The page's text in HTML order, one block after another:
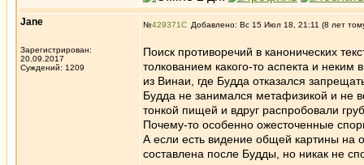
Jane
Зарегистрирован:
20.09.2017
Суждений: 1209
№429371 Добавлено: Вс 15 Июл 18, 21:11 (8 лет
Поиск противоречий в канонических
толкованием какого-то аспекта и
из Винаи, где Будда отказался
Будда не занимался метафизикой и не
тонкой пищей и вдруг распробовали
Почему-то особенно ожесточенные
А если есть видение общей картины на
составлена после Будды, но никак не